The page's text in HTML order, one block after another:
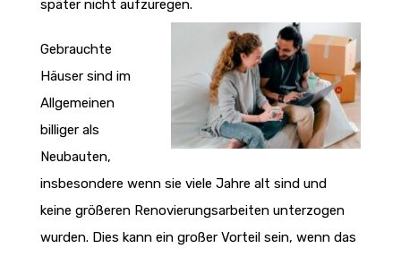
später nicht aufzuregen.
Gebrauchte
Häuser sind im
Allgemeinen
billiger als
Neubauten,
insbesondere wenn sie viele Jahre alt sind und
keine größeren Renovierungsarbeiten unterzogen
wurden. Dies kann ein großer Vorteil sein, wenn das